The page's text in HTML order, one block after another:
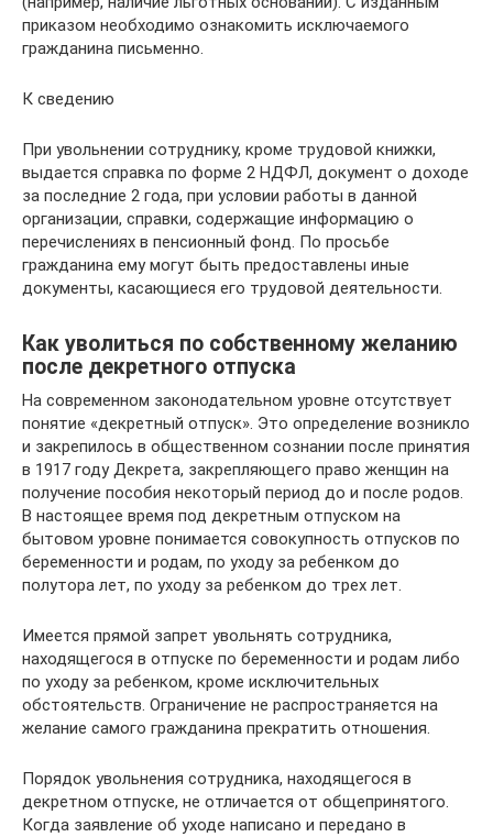
приказом необходимо ознакомить исключаемого
гражданина письменно.
К сведению
При увольнении сотруднику, кроме трудовой книжки,
выдается справка по форме 2 НДФЛ, документ о доходе
за последние 2 года, при условии работы в данной
организации, справки, содержащие информацию о
перечислениях в пенсионный фонд. По просьбе
гражданина ему могут быть предоставлены иные
документы, касающиеся его трудовой деятельности.
Как уволиться по собственному желанию
после декретного отпуска
На современном законодательном уровне отсутствует
понятие «декретный отпуск». Это определение возникло
и закрепилось в общественном сознании после принятия
в 1917 году Декрета, закрепляющего право женщин на
получение пособия некоторый период до и после родов.
В настоящее время под декретным отпуском на
бытовом уровне понимается совокупность отпусков по
беременности и родам, по уходу за ребенком до
полутора лет, по уходу за ребенком до трех лет.
Имеется прямой запрет увольнять сотрудника,
находящегося в отпуске по беременности и родам либо
по уходу за ребенком, кроме исключительных
обстоятельств. Ограничение не распространяется на
желание самого гражданина прекратить отношения.
Порядок увольнения сотрудника, находящегося в
декретном отпуске, не отличается от общепринятого.
Когда заявление об уходе написано и передано в